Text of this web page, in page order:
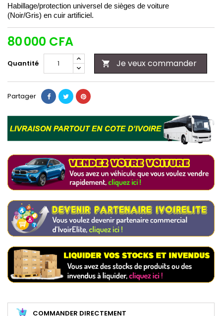
Habillage/protection universel de sièges de voiture
(Noir/Gris) en cuir artificiel.
80 000 CFA
Quantité  Je veux commander
Partager
COMMANDER DIRECTEMENT